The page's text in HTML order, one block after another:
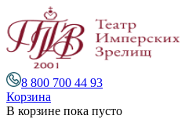
8 800 700 44 93
Корзина
В корзине пока пусто